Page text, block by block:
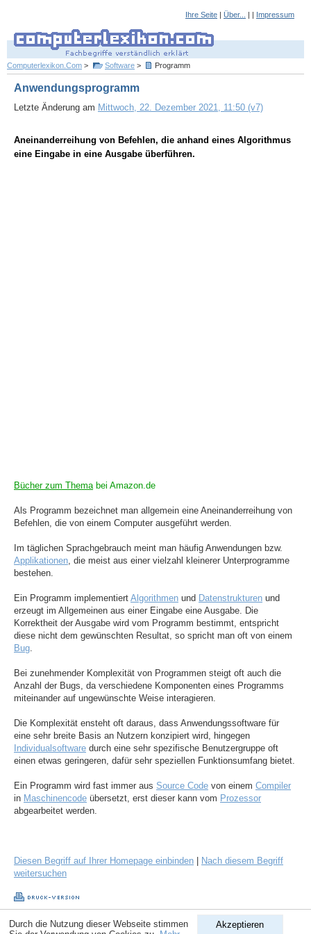
Ihre Seite | Über... | | Impressum
Computerlexikon.Com > Software > Programm
Anwendungsprogramm
Letzte Änderung am Mittwoch, 22. Dezember 2021, 11:50 (v7)
Aneinanderreihung von Befehlen, die anhand eines Algorithmus
eine Eingabe in eine Ausgabe überführen.
Bücher zum Themabei Amazon.de
Als Programm bezeichnet man allgemein eine Aneinanderreihung von
Befehlen, die von einem Computer ausgeführt werden.
Im täglichen Sprachgebrauch meint man häufig Anwendungen bzw.
Applikationen, die meist aus einer vielzahl kleinerer Unterprogramme
bestehen.
Ein Programm implementiert Algorithmen und Datenstrukturen und
erzeugt im Allgemeinen aus einer Eingabe eine Ausgabe. Die
Korrektheit der Ausgabe wird vom Programm bestimmt, entspricht
diese nicht dem gewünschten Resultat, so spricht man oft von einem
Bug.
Bei zunehmender Komplexität von Programmen steigt oft auch die
Anzahl der Bugs, da verschiedene Komponenten eines Programms
miteinander auf ungewünschte Weise interagieren.
Die Komplexität ensteht oft daraus, dass Anwendungssoftware für
eine sehr breite Basis an Nutzern konzipiert wird, hingegen
Individualsoftware durch eine sehr spezifische Benutzergruppe oft
einen etwas geringeren, dafür sehr speziellen Funktionsumfang bietet.
Ein Programm wird fast immer aus Source Code von einem Compiler
in Maschinencode übersetzt, erst dieser kann vom Prozessor
abgearbeitet werden.
Diesen Begriff auf Ihrer Homepage einbinden
Nach diesem Begriff
weitersuchen
Akzeptieren
Durch die Nutzung dieser Webseite stimmen
Copyright © 1998-2026ComputerLexikon.Com| All rights reserved.